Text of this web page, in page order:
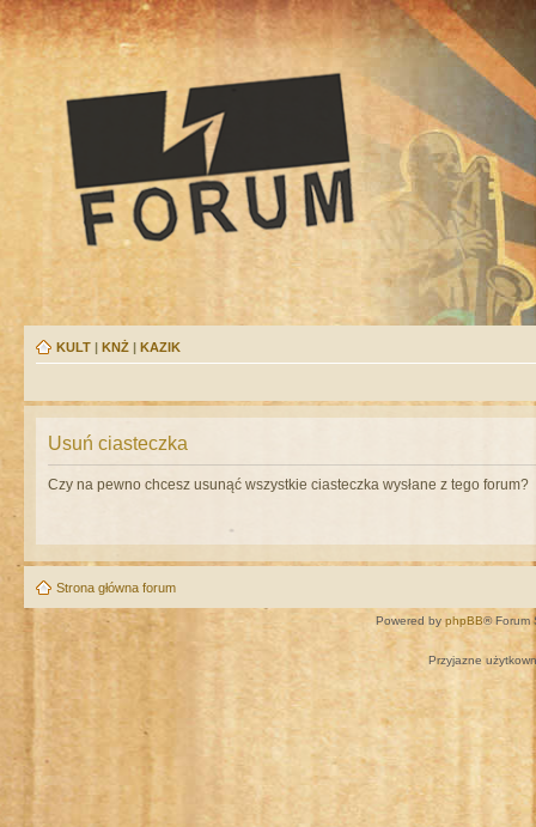
KULT | KNŻ | KAZIK
Usuń ciasteczka
Czy na pewno chcesz usunąć wszystkie ciasteczka wysłane z tego forum?
Strona główna forum
Powered by phpBB® Forum
Przyjazne